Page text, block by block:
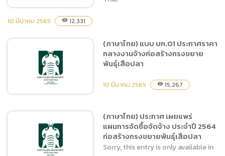
(ภาษาไทย) ประกาศผู้ชนะการ
เสนอราคา จ้างเหมาบำรุง
รักษารั้วไฟฟ้า โดยวิธีเฉพาะ
10 มีนาคม 2565 visibility 12,331
(ภาษาไทย) แบบ บก.01
ประกาศราคากลางงานจ้าง
ก่อสร้างกรงขยายพันธ์ุเสือ
(ภาษาไทย) แบบ บก.01 ประกาศราคา
กลางงานจ้างก่อสร้างกรงขยาย
พันธ์ุเสือปลา
10 มีนาคม 2565 visibility 15,267
(ภาษาไทย) ประกาศ เผยแพร่
แผนการจัดซื้อจัดจ้าง ประจำปี 2564
ก่อสร้างกรงขยายพันธ์ุเสือปลา
Sorry, this entry is only available in